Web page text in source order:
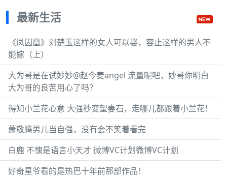
最新生活
《凤囚凰》刘楚玉这样的女人可以娶，容止这样的男人不
能嫁（上）
大为哥是在试妙妙@赵今麦angel 流量呢吧，妙哥你明白
大为哥的良苦用心了吗？
得知小兰花心意 大强秒变望妻石，走哪儿都跟着小兰花！
萧敬腾男儿当自强，没有会不笑着看完
白鹿 不愧是语言小天才 微博VC计划微博VC计划
好奇星爷看的是热巴十年前那部作品！